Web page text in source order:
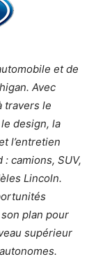
et de
Avec
travers le
design, la
l’entretien
camions, SUV,
Lincoln.
plan pour
supérieur